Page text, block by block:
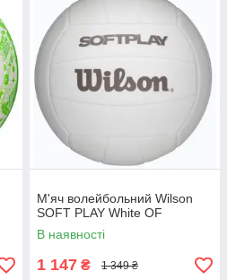
М'яч волейбольний Wilson
SOFT PLAY White OF
В наявності
1 147 ₴ 1 349 ₴